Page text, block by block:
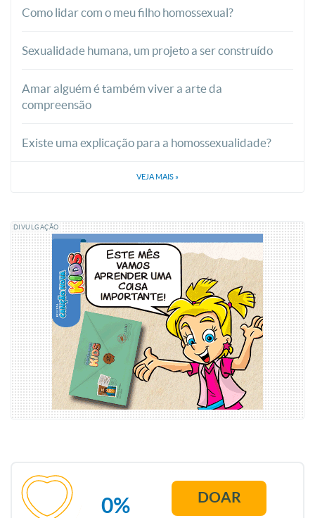
Como lidar com o meu filho homossexual?
Sexualidade humana, um projeto a ser construído
Amar alguém é também viver a arte da
compreensão
Existe uma explicação para a homossexualidade?
VEJA MAIS »
DIVULGAÇÃO
0% DOAR